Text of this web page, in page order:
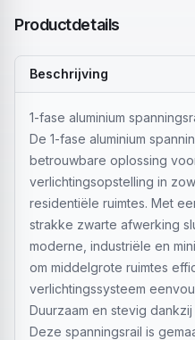
Productdetails
Beschrijving
1-fase aluminium
De 1-fase aluminium
betrouwbare oplossing
verlichtingsopstelling in
residentiële ruimtes. Met
strakke zwarte afwerking
moderne, industriële en
om middelgrote ruimtes
verlichtingssysteem
Duurzaam en stevig
Deze spanningsrail is